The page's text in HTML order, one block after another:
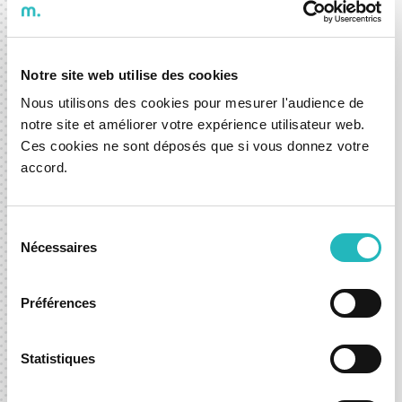
Notre site web utilise des cookies
Nous utilisons des cookies pour mesurer l'audience de
notre site et améliorer votre expérience utilisateur web.
Ces cookies ne sont déposés que si vous donnez votre
accord.
Nécessaires
Préférences
Statistiques
centrada no utilizador.
A nova app Mobyfinder já está disponível para
download na
App Store Google Play
Para mais informações, visitemobyfinder.com